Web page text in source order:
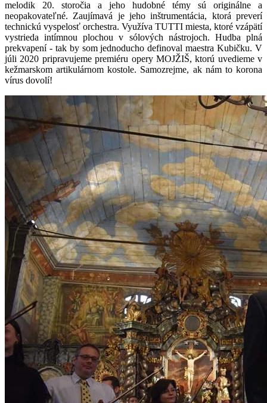
melodik 20. storočia a jeho hudobné témy sú originálne a
neopakovateľné. Zaujímavá je jeho inštrumentácia, ktorá preverí
technickú vyspelosť orchestra. Využíva TUTTI miesta, ktoré vzápätí
vystrieda intímnou plochou v sólových nástrojoch. Hudba plná
prekvapení - tak by som jednoducho definoval maestra Kubičku. V
júli 2020 pripravujeme premiéru opery MOJŽIŠ, ktorú uvedieme v
kežmarskom artikulárnom kostole. Samozrejme, ak nám to korona
vírus dovolí!